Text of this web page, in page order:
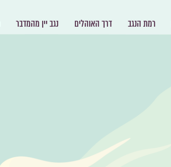
רמת הנגב דרך האוהלים נגב יין מהמדבר